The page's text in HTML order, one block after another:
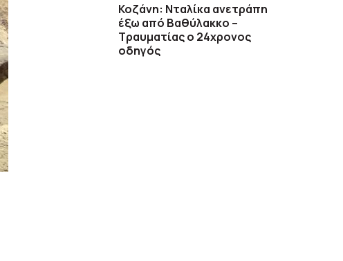
Κοζάνη: Νταλίκα ανετράπη
έξω από Βαθύλακκο –
Τραυματίας ο 24χρονος
οδηγός